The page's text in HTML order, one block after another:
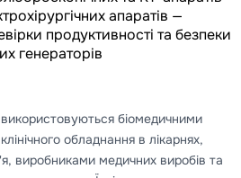
апаратів —
продуктивності та безпеки
генераторів
біомедичними
обладнання в лікарнях,
виробниками медичних виробів та